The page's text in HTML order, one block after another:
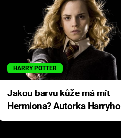
HARRY POTTER
Jakou barvu kůže má mít
Hermiona? Autorka Harryho
Pottera přišla s ráznou